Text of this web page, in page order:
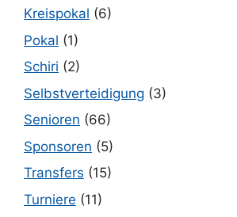
Kreispokal (6)
Pokal (1)
Schiri (2)
Selbstverteidigung (3)
Senioren (66)
Sponsoren (5)
Transfers (15)
Turniere (11)